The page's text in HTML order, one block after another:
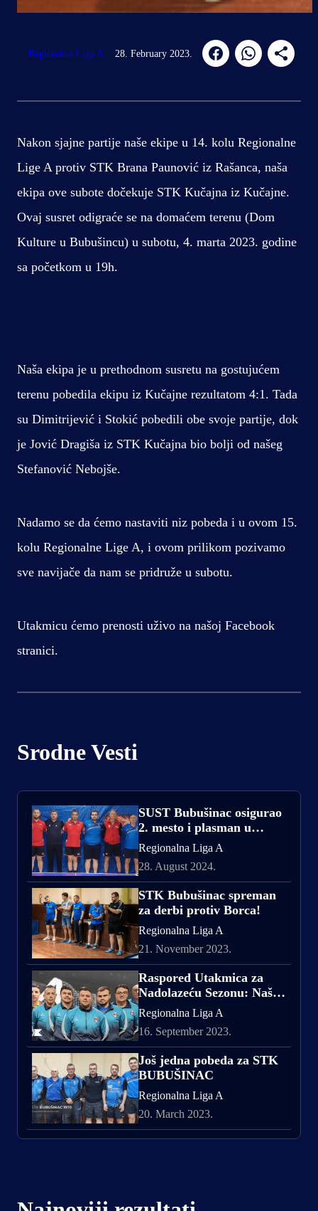
Regionalna Liga A 28. February 2023.
Nakon sjajne partije naše ekipe u 14. kolu Regionalne
Lige A protiv STK Brana Paunović iz Rašanca, naša
ekipa ove subote dočekuje STK Kučajna iz Kučajne.
Ovaj susret odigraće se na domaćem terenu (Dom
Kulture u Bubušincu) u subotu, 4. marta 2023. godine
sa početkom u 19h.
Naša ekipa je u prethodnom susretu na gostujućem
terenu pobedila ekipu iz Kučajne rezultatom 4:1. Tada
su Dimitrijević i Stokić pobedili obe svoje partije, dok
je Jović Dragiša iz STK Kučajna bio bolji od našeg
Stefanović Nebojše.
Nadamo se da ćemo nastaviti niz pobeda i u ovom 15.
kolu Regionalne Lige A, i ovom prilikom pozivamo
sve navijače da nam se pridruže u subotu.
Utakmicu ćemo prenosti uživo na našoj Facebook
stranici.
Srodne Vesti
SUST Bubušinac osigurao
2. mesto i plasman u
Kvalitetnu ligu
Regionalna Liga A
28. August 2024.
STK Bubušinac spreman
za derbi protiv Borca!
Regionalna Liga A
21. November 2023.
Raspored Utakmica za
Nadolazeću Sezonu: Naša
Ekipa Spremna za Izazove
Regionalna Liga A
16. September 2023.
Još jedna pobeda za STK
BUBUŠINAC
Regionalna Liga A
20. March 2023.